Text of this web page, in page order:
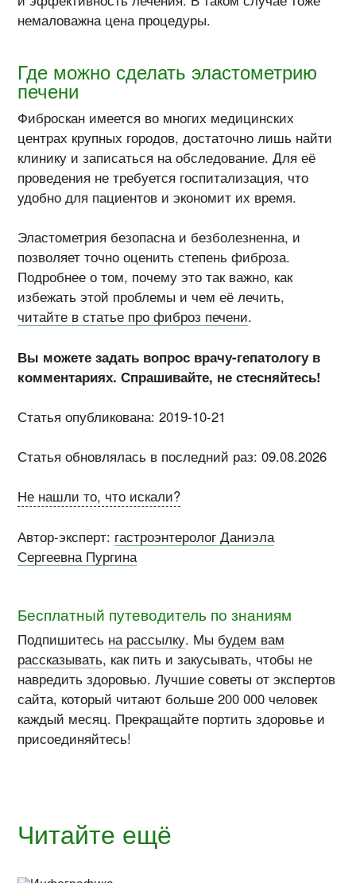
немаловажна цена процедуры.
Где можно сделать эластометрию
печени
Фиброскан имеется во многих медицинских
центрах крупных городов, достаточно лишь найти
клинику и записаться на обследование. Для её
проведения не требуется госпитализация, что
удобно для пациентов и экономит их время.
Эластометрия безопасна и безболезненна, и
позволяет точно оценить степень фиброза.
Подробнее о том, почему это так важно, как
избежать этой проблемы и чем её лечить,
читайте в статье про фиброз печени.
Вы можете задать вопрос врачу-гепатологу в
комментариях. Спрашивайте, не стесняйтесь!
Статья опубликована: 2019-10-21
Статья обновлялась в последний раз: 09.08.2026
Не нашли то, что искали?
Автор-эксперт: гастроэнтеролог Даниэла
Сергеевна Пургина
Бесплатный путеводитель по знаниям
Подпишитесь на рассылку. Мы будем вам
рассказывать, как пить и закусывать, чтобы не
навредить здоровью. Лучшие советы от экспертов
сайта, который читают больше 200 000 человек
каждый месяц. Прекращайте портить здоровье и
присоединяйтесь!
Читайте ещё